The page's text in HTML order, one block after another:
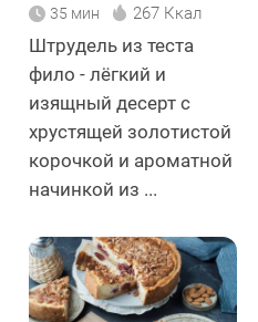
35 мин 267 Ккал
Штрудель из теста
фило - лёгкий и
изящный десерт с
хрустящей золотистой
корочкой и ароматной
начинкой из ...